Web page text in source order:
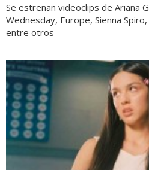
Se estrenan videoclips de Ariana
Wednesday, Europe, Sienna
entre otros